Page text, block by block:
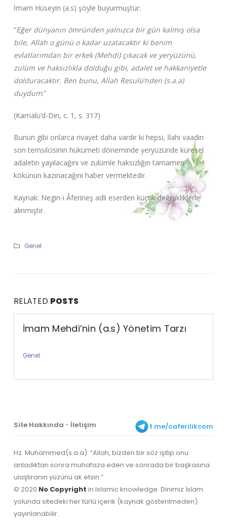
İmam Hüseyin (a.s) şöyle buyurmuştur:
“Eğer dünyanın ömründen yalnızca bir gün kalmış olsa
bile, Allah o günü o kadar uzatacaktır ki benim
evlatlarımdan bir erkek (Mehdi) çıkacak ve yeryüzünü,
zulüm ve haksızlıkla dolduğu gibi, adalet ve hakkaniyetle
dolduracaktır. Ben bunu, Allah Resulü’nden (s.a.a)
duydum.”
(Kamalü’d-Din, c. 1, s. 317)
Bunun gibi onlarca rivayet daha vardır ki hepsi, İlahi vaadin
son temsilcisinin hükümeti döneminde yeryüzünde küresel
adaletin yayılacağını ve zulümle haksızlığın tamamen
kökünün kazınacağını haber vermektedir.
Kaynak: Negin-i Âferineş adlı eserden küçük değişikliklerle
alınmıştır.
Genel
RELATED POSTS
İmam Mehdi’nin (a.s) Yönetim Tarzı
Genel
Site Hakkında - İletişim t.me/caferilikcom
Hz. Muhammed(s.a.a): “Allah, bizden bir söz işitip onu
anladıktan sonra muhafaza eden ve sonrada bir başkasına
ulaştıranın yüzünü ak etsin.”
© 2020 No Copyright in Islamic knowledge. Dinimiz İslam
yolunda sitedeki her türlü içerik (kaynak gösterilmeden)
yayınlanabilir.